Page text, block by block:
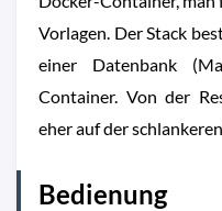
Vorlagen. Der Stack
einer Datenbank
Container. Von der
eher auf der
Bedienung